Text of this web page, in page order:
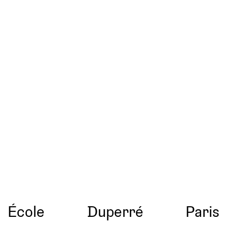
École Duperré Paris